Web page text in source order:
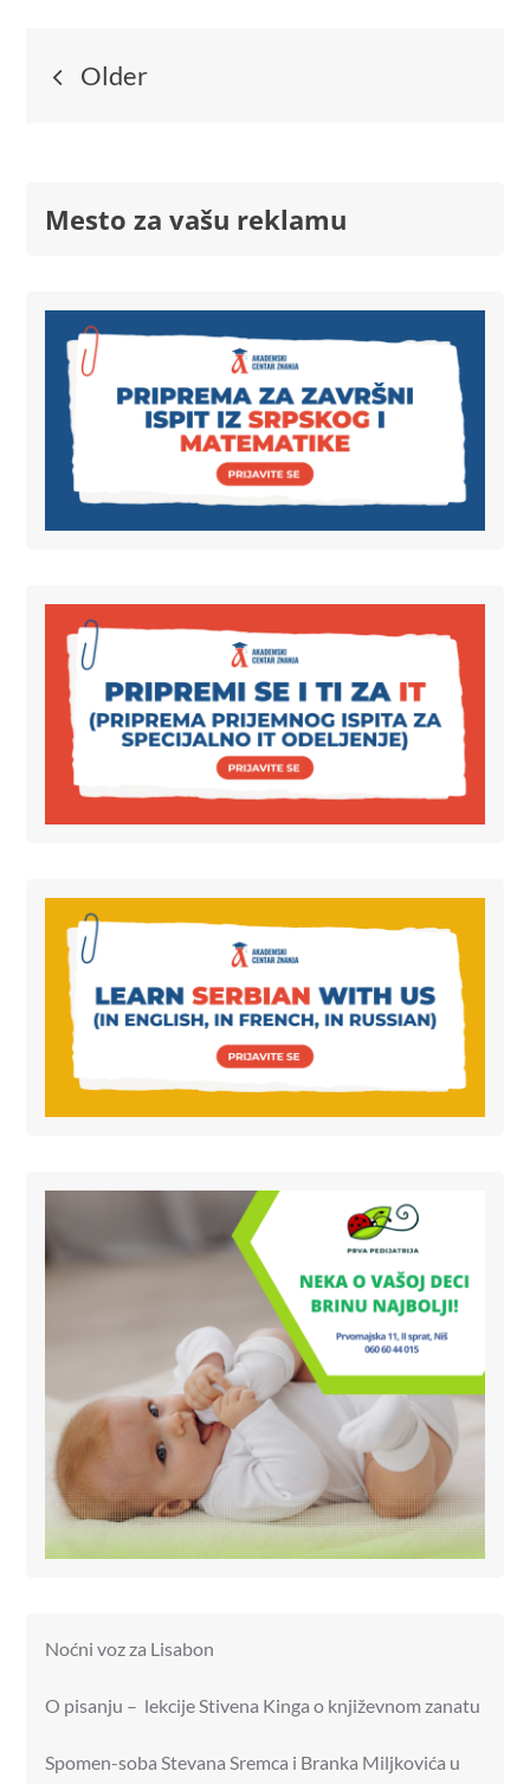
Older
Mesto za vašu reklamu
Noćni voz za Lisabon
O pisanju – lekcije Stivena Kinga o književnom zanatu
Spomen-soba Stevana Sremca i Branka Miljkovića u